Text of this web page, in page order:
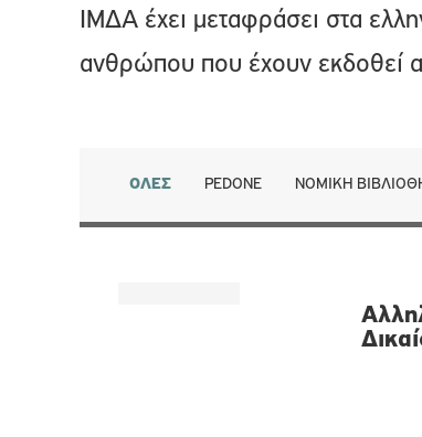
ΙΜΔΑ έχει μεταφράσει στα
ανθρώπου που έχουν εκδοθεί
ΟΛΕΣ PEDONE ΝΟΜΙΚΉ